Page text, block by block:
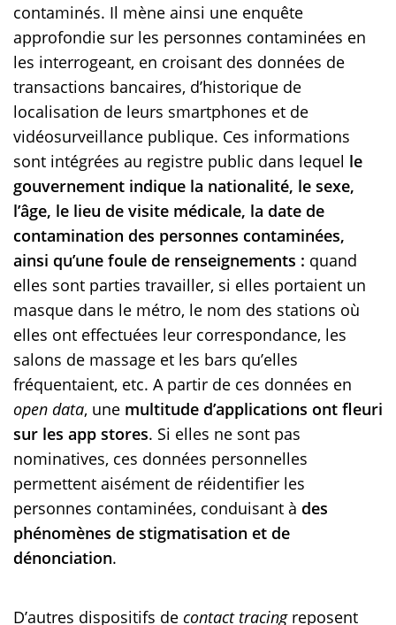
contaminés. Il mène ainsi une enquête
approfondie sur les personnes contaminées en
les interrogeant, en croisant des données de
transactions bancaires, d’historique de
localisation de leurs smartphones et de
vidéosurveillance publique. Ces informations
sont intégrées au registre public dans lequel le
gouvernement indique la nationalité, le sexe,
l’âge, le lieu de visite médicale, la date de
contamination des personnes contaminées,
ainsi qu’une foule de renseignements : quand
elles sont parties travailler, si elles portaient un
masque dans le métro, le nom des stations où
elles ont effectuées leur correspondance, les
salons de massage et les bars qu’elles
fréquentaient, etc. A partir de ces données en
open data, une multitude d’applications ont fleuri
sur les app stores. Si elles ne sont pas
nominatives, ces données personnelles
permettent aisément de réidentifier les
personnes contaminées, conduisant à des
phénomènes de stigmatisation et de
dénonciation.
D’autres dispositifs de contact tracingreposent